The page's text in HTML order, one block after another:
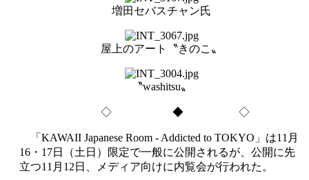
増田セバスチャン氏
屋上のアート〝きのこ〟
〝washitsu〟
◇ ◆ ◇
「KAWAII Japanese Room - Addicted to TOKYO」は11月
16・17日（土日）限定で一般に公開されるが、公開に先
立つ11月12日、メディア向けに内覧会が行われた。